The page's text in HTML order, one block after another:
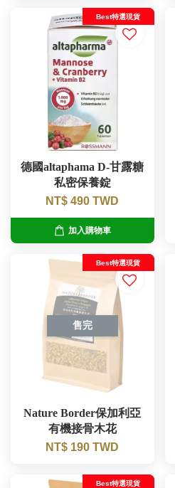
Best特選現貨
德國altaphama D-甘露糖
私密保養錠
NT$ 490 TWD
加入購物車
售完
Best特選現貨
Nature Border保加利亞
有機接骨木花
NT$ 190 TWD
Best特選現貨